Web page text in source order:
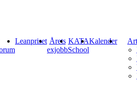
Leanpriset Årets
exjobb
KATA
School
Kalender